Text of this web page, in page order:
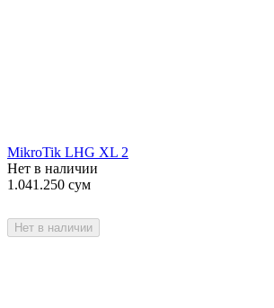
MikroTik LHG XL 2
Нет в наличии
1.041.250 сум
Нет в наличии